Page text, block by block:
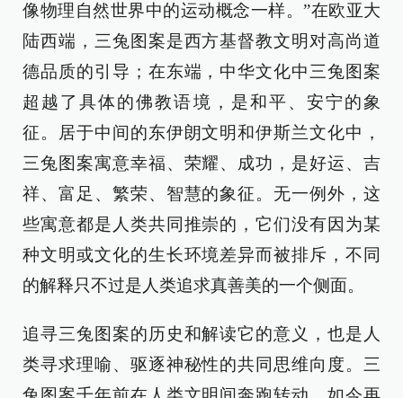
像物理自然世界中的运动概念一样。”在欧亚大
陆西端，三兔图案是西方基督教文明对高尚道
德品质的引导；在东端，中华文化中三兔图案
超越了具体的佛教语境，是和平、安宁的象
征。居于中间的东伊朗文明和伊斯兰文化中，
三兔图案寓意幸福、荣耀、成功，是好运、吉
祥、富足、繁荣、智慧的象征。无一例外，这
些寓意都是人类共同推崇的，它们没有因为某
种文明或文化的生长环境差异而被排斥，不同
的解释只不过是人类追求真善美的一个侧面。
追寻三兔图案的历史和解读它的意义，也是人
类寻求理喻、驱逐神秘性的共同思维向度。三